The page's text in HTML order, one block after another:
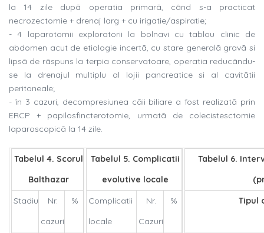
la 14 zile dupã operatia primarã, când s-a practicat
necrozectomie + drenaj larg + cu irigatie/aspiratie;
- 4 laparotomii exploratorii la bolnavi cu tablou clinic de
abdomen acut de etiologie incertã, cu stare generalã gravã si
lipsã de rãspuns la terpia conservatoare, operatia reducându-
se la drenajul multiplu al lojii pancreatice si al cavitãtii
peritoneale;
- în 3 cazuri, decompresiunea cãii biliare a fost realizatã prin
ERCP + papilosfincterotomie, urmatã de colecistesctomie
laparoscopicã la 14 zile.
Tabelul 4. Scorul
Balthazar
Stadiu
Nr.
cazuri
%
Tabelul 5. Complicatii
evolutive locale
Complicatii
locale
Nr.
Cazuri
%
Tabelul 6.
Tipul